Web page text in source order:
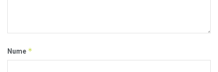
Nume *